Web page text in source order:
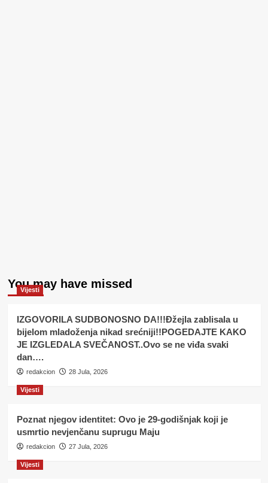
You may have missed
Vijesti
IZGOVORILA SUDBONOSNO DA!!!Đžejla zablisala u
bijelom mladoženja nikad srećniji!!POGEDAJTE KAKO
JE IZGLEDALA SVEČANOST..Ovo se ne viđa svaki
dan….
redakcion 28 Jula, 2026
Vijesti
Poznat njegov identitet: Ovo je 29-godišnjak koji je
usmrtio nevjenčanu suprugu Maju
redakcion 27 Jula, 2026
Vijesti